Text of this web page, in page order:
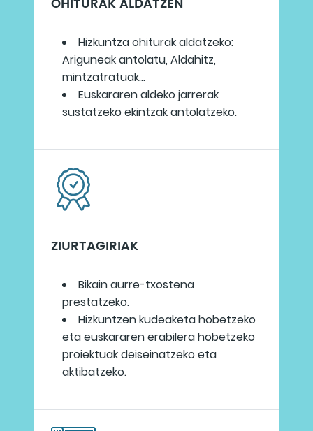
Hizkuntza ohiturak aldatzeko:
Ariguneak antolatu, Aldahitz,
mintzatratuak...
Euskararen aldeko jarrerak
sustatzeko ekintzak antolatzeko.
ZIURTAGIRIAK
Bikain aurre-txostena
prestatzeko.
Hizkuntzen kudeaketa hobetzeko
eta euskararen erabilera hobetzeko
proiektuak deiseinatzeko eta
aktibatzeko.